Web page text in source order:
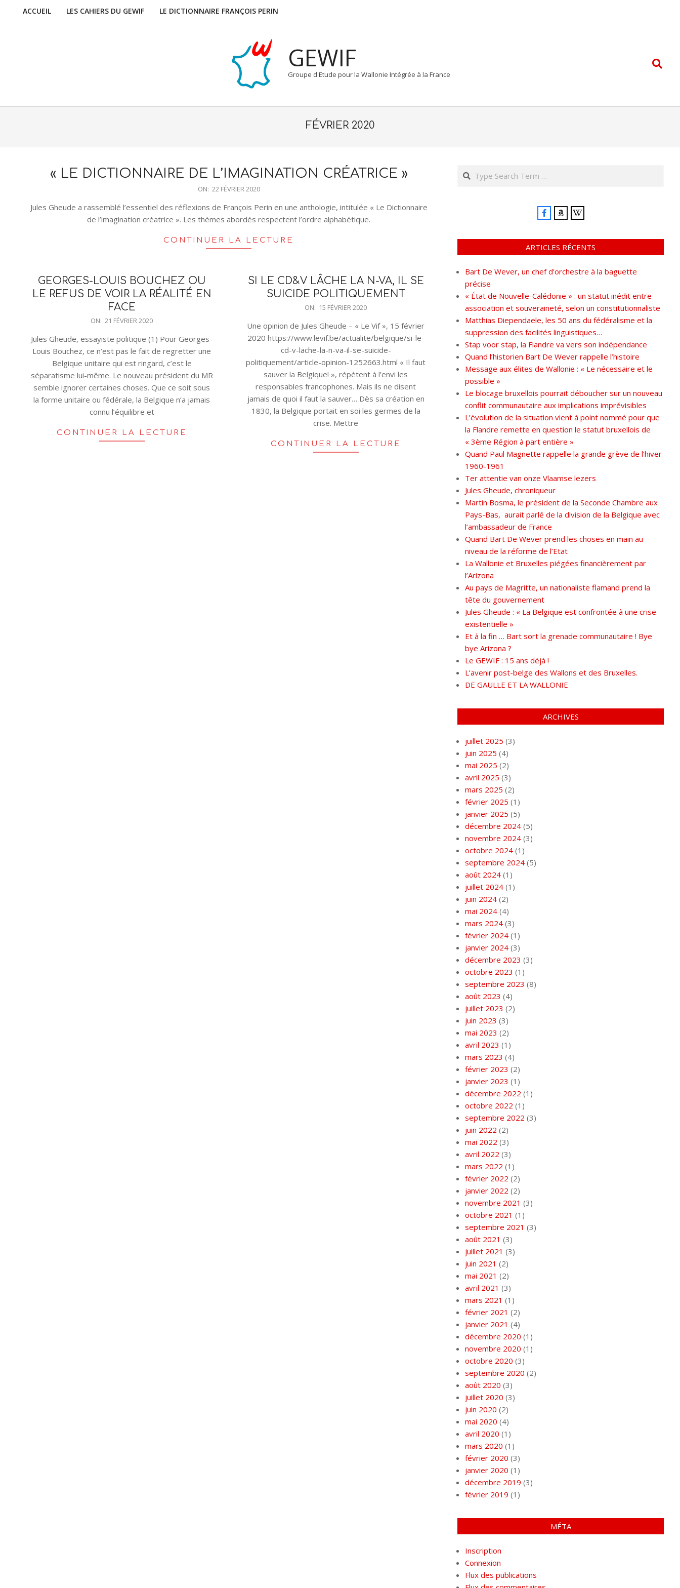
Primary
ACCUEIL LES CAHIERS DU GEWIF LE DICTIONNAIRE FRANÇOIS PERIN
GEWIF
Groupe d'Etude pour la Wallonie Intégrée à la France
Search
FÉVRIER 2020
« LE DICTIONNAIRE DE L’IMAGINATION CRÉATRICE »
22
ON: 22 FÉVRIER 2020
Jules Gheude a rassemblé l’essentiel des réflexions de François Perin en une anthologie, intitulée « Le Dictionnaire
de l’imagination créatrice ». Les thèmes abordés respectent l’ordre alphabétique.
CONTINUER LA LECTURE
GEORGES-LOUIS BOUCHEZ OU
LE REFUS DE VOIR LA RÉALITÉ EN
FACE
21
ON: 21 FÉVRIER 2020
Jules Gheude, essayiste politique (1) Pour Georges-
Louis Bouchez, ce n’est pas le fait de regretter une
Belgique unitaire qui est ringard, c’est le
séparatisme lui-même. Le nouveau président du MR
semble ignorer certaines choses. Que ce soit sous
la forme unitaire ou fédérale, la Belgique n’a jamais
connu l’équilibre et
CONTINUER LA LECTURE
SI LE CD&V LÂCHE LA N-VA, IL SE
SUICIDE POLITIQUEMENT
15
ON: 15 FÉVRIER 2020
Une opinion de Jules Gheude – « Le Vif », 15 février
2020 https://www.levif.be/actualite/belgique/si-le-
cd-v-lache-la-n-va-il-se-suicide-
politiquement/article-opinion-1252663.html « Il faut
sauver la Belgique! », répètent à l’envi les
responsables francophones. Mais ils ne disent
jamais de quoi il faut la sauver… Dès sa création en
1830, la Belgique portait en soi les germes de la
crise. Mettre
CONTINUER LA LECTURE
Search
ARTICLES RÉCENTS
Bart De Wever, un chef d’orchestre à la baguette
précise
« État de Nouvelle-Calédonie » : un statut inédit entre
association et souveraineté, selon un constitutionnaliste
Matthias Diependaele, les 50 ans du fédéralisme et la
suppression des facilités linguistiques…
Stap voor stap, la Flandre va vers son indépendance
Quand l’historien Bart De Wever rappelle l’histoire
Message aux élites de Wallonie : « Le nécessaire et le
possible »
Le blocage bruxellois pourrait déboucher sur un nouveau
conflit communautaire aux implications imprévisibles
L’évolution de la situation vient à point nommé pour que
la Flandre remette en question le statut bruxellois de
« 3ème Région à part entière »
Quand Paul Magnette rappelle la grande grève de l’hiver
1960-1961
Ter attentie van onze Vlaamse lezers
Jules Gheude, chroniqueur
Martin Bosma, le président de la Seconde Chambre aux
Pays-Bas, aurait parlé de la division de la Belgique avec
l’ambassadeur de France
Quand Bart De Wever prend les choses en main au
niveau de la réforme de l’Etat
La Wallonie et Bruxelles piégées financièrement par
l’Arizona
Au pays de Magritte, un nationaliste flamand prend la
tête du gouvernement
Jules Gheude : « La Belgique est confrontée à une crise
existentielle »
Et à la fin … Bart sort la grenade communautaire ! Bye
bye Arizona ?
Le GEWIF : 15 ans déjà !
L’avenir post-belge des Wallons et des Bruxelles.
DE GAULLE ET LA WALLONIE
ARCHIVES
juillet 2025 (3)
juin 2025 (4)
mai 2025 (2)
avril 2025 (3)
mars 2025 (2)
février 2025 (1)
janvier 2025 (5)
décembre 2024 (5)
novembre 2024 (3)
octobre 2024 (1)
septembre 2024 (5)
août 2024 (1)
juillet 2024 (1)
juin 2024 (2)
mai 2024 (4)
mars 2024 (3)
février 2024 (1)
janvier 2024 (3)
décembre 2023 (3)
octobre 2023 (1)
septembre 2023 (8)
août 2023 (4)
juillet 2023 (2)
juin 2023 (3)
mai 2023 (2)
avril 2023 (1)
mars 2023 (4)
février 2023 (2)
janvier 2023 (1)
décembre 2022 (1)
octobre 2022 (1)
septembre 2022 (3)
juin 2022 (2)
mai 2022 (3)
avril 2022 (3)
mars 2022 (1)
février 2022 (2)
janvier 2022 (2)
novembre 2021 (3)
octobre 2021 (1)
septembre 2021 (3)
août 2021 (3)
juillet 2021 (3)
juin 2021 (2)
mai 2021 (2)
avril 2021 (3)
mars 2021 (1)
février 2021 (2)
janvier 2021 (4)
décembre 2020 (1)
novembre 2020 (1)
octobre 2020 (3)
septembre 2020 (2)
août 2020 (3)
juillet 2020 (3)
juin 2020 (2)
mai 2020 (4)
avril 2020 (1)
mars 2020 (1)
février 2020 (3)
janvier 2020 (1)
décembre 2019 (3)
février 2019 (1)
MÉTA
Inscription
Connexion
Flux des publications